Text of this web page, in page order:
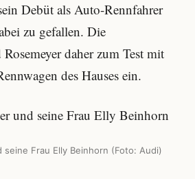
Debüt als Auto-Rennfahrer
zu gefallen. Die
daher zum Test mit
des Hauses ein.
seine Frau Elly Beinhorn (Foto: Audi)